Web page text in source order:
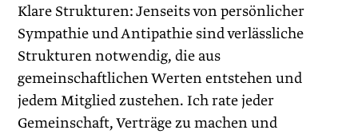
Klare Strukturen: Jenseits von persönlicher
Sympathie und Antipathie sind verlässliche
Strukturen notwendig, die aus
gemeinschaftlichen Werten entstehen und
jedem Mitglied zustehen. Ich rate jeder
Gemeinschaft, Verträge zu machen und